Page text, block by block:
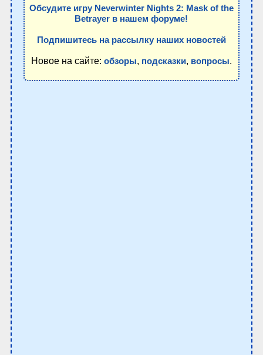
Обсудите игру Neverwinter Nights 2: Mask of the
Betrayer в нашем форуме!
Подпишитесь на рассылку наших новостей
Новое на сайте: обзоры, подсказки, вопросы.